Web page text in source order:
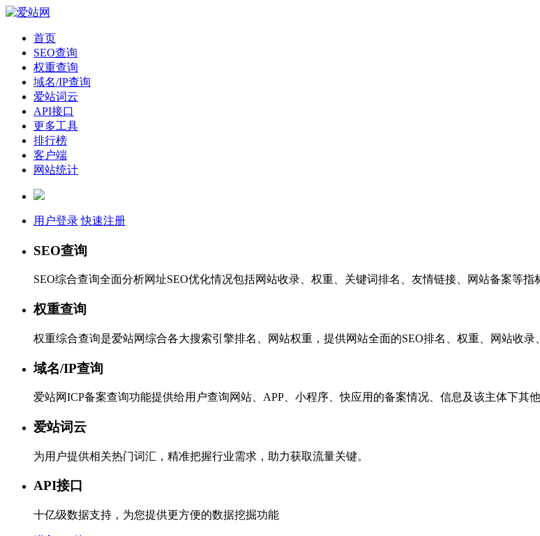
首页
SEO查询
权重查询
域名/IP查询
爱站词云
API接口
更多工具
排行榜
客户端
网站统计
用户登录 快速注册
SEO查询
SEO综合查询全面分析网址SEO优化情况包括网站收录、权重、关键词排名、友情链接、网站备案等指
权重查询
权重综合查询是爱站网综合各大搜索引擎排名、网站权重，提供网站全面的SEO排名、权重、网站收录
域名/IP查询
爱站网ICP备案查询功能提供给用户查询网站、APP、小程序、快应用的备案情况、信息及该主体下其
爱站词云
为用户提供相关热门词汇，精准把握行业需求，助力获取流量关键。
API接口
十亿级数据支持，为您提供更方便的数据挖掘功能